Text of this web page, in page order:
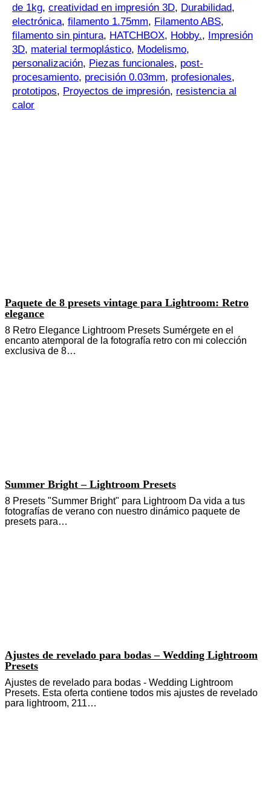
de 1kg, creatividad en impresión 3D, Durabilidad,
electrónica, filamento 1.75mm, Filamento ABS,
filamento sin pintura, HATCHBOX, Hobby., Impresión
3D, material termoplástico, Modelismo,
personalización, Piezas funcionales, post-
procesamiento, precisión 0.03mm, profesionales,
prototipos, Proyectos de impresión, resistencia al
calor
Paquete de 8 presets vintage para Lightroom: Retro
elegance
8 Retro Elegance Lightroom Presets Sumérgete en el
encanto atemporal de la fotografía retro con mi colección
exclusiva de 8…
Summer Bright – Lightroom Presets
8 Presets "Summer Bright" para Lightroom Da vida a tus
fotografías de verano con nuestro dinámico paquete de
presets para…
Ajustes de revelado para bodas – Wedding Lightroom
Presets
Ajustes de revelado para bodas - Wedding Lightroom
Presets. Esta oferta contiene todos mis ajustes de revelado
para lightroom, 211…